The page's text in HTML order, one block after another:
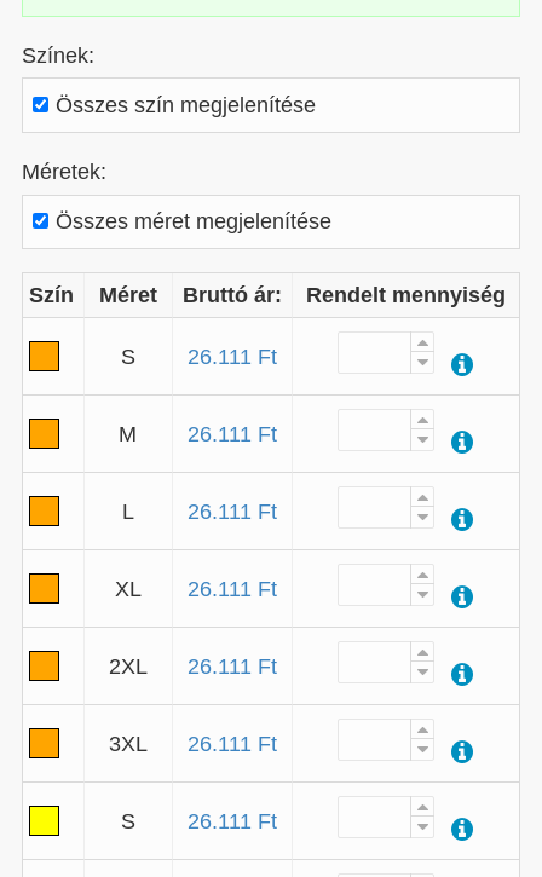
Színek:
Összes szín megjelenítése
Méretek:
Összes méret megjelenítése
Szín Méret Bruttó ár: Rendelt mennyiség
S 26.111 Ft
M 26.111 Ft
L 26.111 Ft
XL 26.111 Ft
2XL 26.111 Ft
3XL 26.111 Ft
S 26.111 Ft